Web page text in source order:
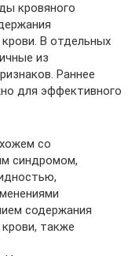
кровяного
В отдельных
из
Раннее
для эффективного
со
синдромом,
содержания
также